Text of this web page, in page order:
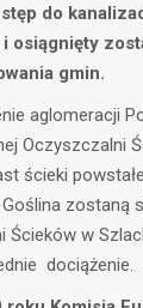
do
osiągnięty
gmin.
aglomeracji
Oczyszczalni
ścieki
zostaną
Ścieków w
dociążenie.